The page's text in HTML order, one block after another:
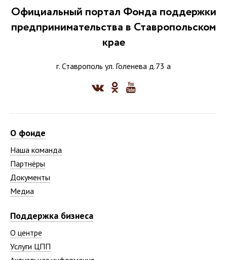
Официальный портал Фонда поддержки
предпринимательства в Ставропольском
крае
г. Ставрополь ул. Голенева д.73 а
О фонде
Наша команда
Партнёры
Документы
Медиа
Поддержка бизнеса
О центре
Услуги ЦПП